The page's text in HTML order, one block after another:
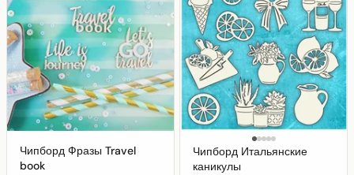
Чипборд Фразы Travel
book
Чипборд Итальянские
каникулы